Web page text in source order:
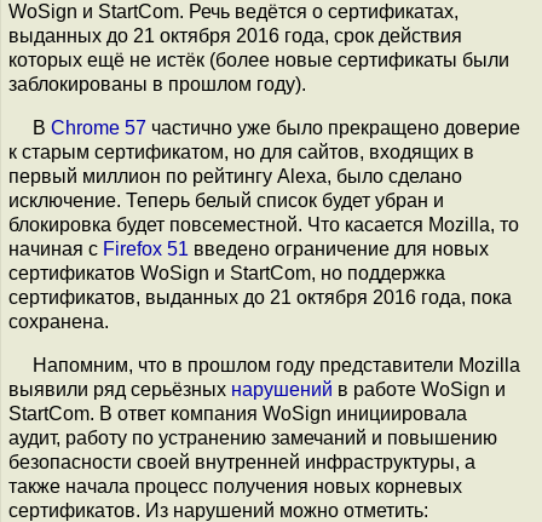
WoSign и StartCom. Речь ведётся о сертификатах,
выданных до 21 октября 2016 года, срок действия
которых ещё не истёк (более новые сертификаты были
заблокированы в прошлом году).
В Chrome 57 частично уже было прекращено доверие
к старым сертификатом, но для сайтов, входящих в
первый миллион по рейтингу Alexa, было сделано
исключение. Теперь белый список будет убран и
блокировка будет повсеместной. Что касается Mozilla, то
начиная с Firefox 51 введено ограничение для новых
сертификатов WoSign и StartCom, но поддержка
сертификатов, выданных до 21 октября 2016 года, пока
сохранена.
Напомним, что в прошлом году представители Mozilla
выявили ряд серьёзных нарушений в работе WoSign и
StartCom. В ответ компания WoSign инициировала
аудит, работу по устранению замечаний и повышению
безопасности своей внутренней инфраструктуры, а
также начала процесс получения новых корневых
сертификатов. Из нарушений можно отметить: